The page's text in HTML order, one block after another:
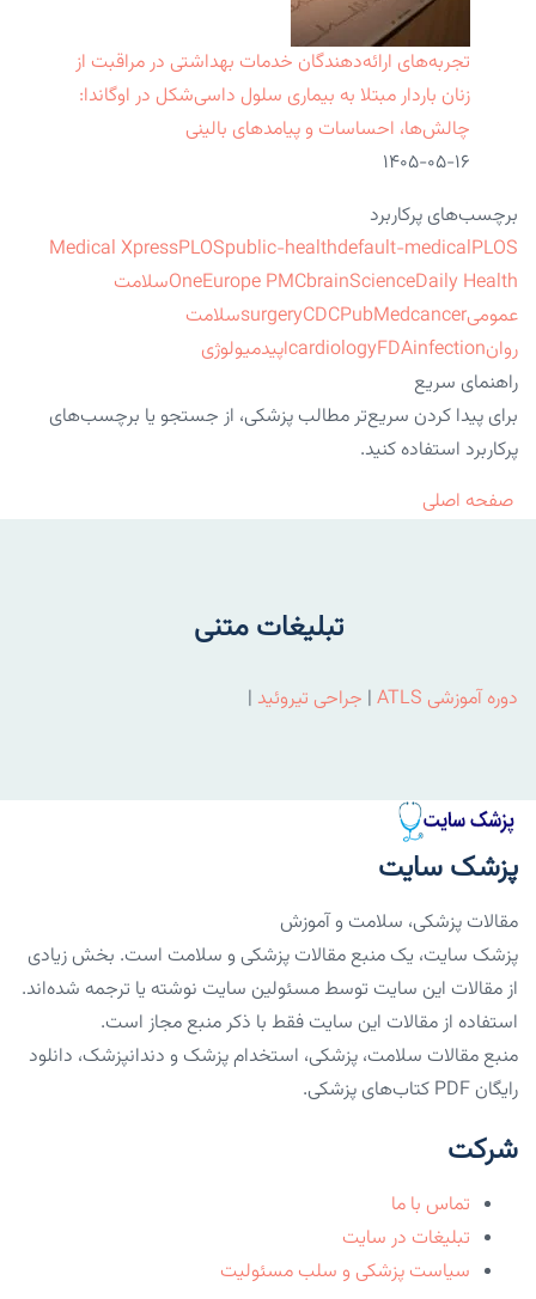
تجربه‌های ارائه‌دهندگان خدمات بهداشتی در مراقبت از
زنان باردار مبتلا به بیماری سلول داسی‌شکل در اوگاندا:
چالش‌ها، احساسات و پیامدهای بالینی
۱۴۰۵-۰۵-۱۶
برچسب‌های پرکاربرد
Medical XpressPLOSpublic-healthdefault-medicalPLOS
OneEurope PMCbrainScienceDaily Health
سلامت
عمومی
surgeryCDCPubMedcancer
سلامت
روان
cardiologyFDAinfection
اپیدمیولوژی
راهنمای سریع
برای پیدا کردن سریع‌تر مطالب پزشکی، از جستجو یا برچسب‌های
پرکاربرد استفاده کنید.
صفحه اصلی
تبلیغات متنی
دوره آموزشی ATLS | جراحی تیروئید |
پزشک سایت
مقالات پزشکی، سلامت و آموزش
پزشک سایت، یک منبع مقالات پزشکی و سلامت است. بخش زیادی
از مقالات این سایت توسط مسئولین سایت نوشته یا ترجمه شده‌اند.
استفاده از مقالات این سایت فقط با ذکر منبع مجاز است.
منبع مقالات سلامت، پزشکی، استخدام پزشک و دندانپزشک، دانلود
رایگان PDF کتاب‌های پزشکی.
شرکت
تماس با ما
تبلیغات در سایت
سیاست پزشکی و سلب مسئولیت